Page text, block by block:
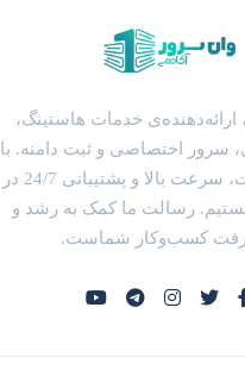
ارائه‌دهنده‌ی خدمات هاستینگ،
سرور اختصاصی و ثبت دامنه. با
بهترین کیفیت، سرعت بالا و پشتیبانی 24/7 در
رسالت ما کمک به رشد و
کسب‌وکار شماست.